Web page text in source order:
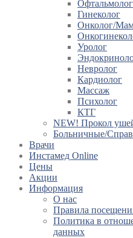
Офтальмолог
Гинеколог
Онколог/
Уролог
Невролог
Кардиолог
Массаж
Психолог
КТГ
NEW! Прокол
Больничные/
Врачи
Инстамед Online
Цены
Акции
Информация
О нас
Правила
Политика в
данных